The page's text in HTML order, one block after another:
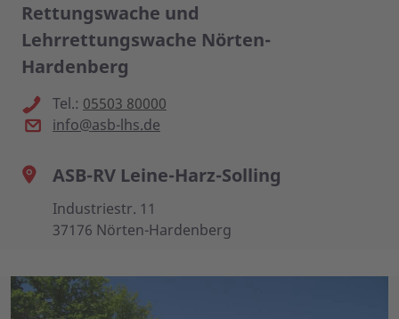
Rettungswache und
Lehrrettungswache Nörten-
Hardenberg
Tel.: 05503 80000
info@asb-lhs.de
ASB-RV Leine-Harz-Solling
Industriestr. 11
37176 Nörten-Hardenberg